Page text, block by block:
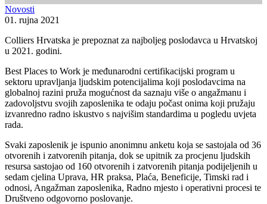
Novosti
01. rujna 2021
Colliers Hrvatska je prepoznat za najboljeg poslodavca u Hrvatskoj
u 2021. godini.
Best Places to Work je međunarodni certifikacijski program u
sektoru upravljanja ljudskim potencijalima koji poslodavcima na
globalnoj razini pruža mogućnost da saznaju više o angažmanu i
zadovoljstvu svojih zaposlenika te odaju počast onima koji pružaju
izvanredno radno iskustvo s najvišim standardima u pogledu uvjeta
rada.
Svaki zaposlenik je ispunio anonimnu anketu koja se sastojala od 36
otvorenih i zatvorenih pitanja, dok se upitnik za procjenu ljudskih
resursa sastojao od 160 otvorenih i zatvorenih pitanja podijeljenih u
sedam cjelina Uprava, HR praksa, Plaća, Beneficije, Timski rad i
odnosi, Angažman zaposlenika, Radno mjesto i operativni procesi te
Društveno odgovorno poslovanje.